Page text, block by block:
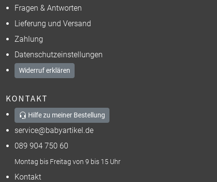
Fragen & Antworten
Lieferung und Versand
Zahlung
Datenschutzeinstellungen
Widerruf erklären
KONTAKT
Hilfe zu meiner Bestellung
service@babyartikel.de
089 904 750 60
Montag bis Freitag von 9 bis 15 Uhr
Kontakt